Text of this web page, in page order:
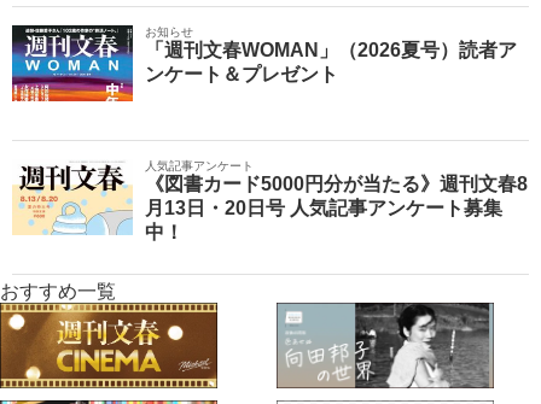
お知らせ
「週刊文春WOMAN」（2026夏号）読者ア
ンケート＆プレゼント
人気記事アンケート
《図書カード5000円分が当たる》週刊文春8
月13日・20日号 人気記事アンケート募集
中！
おすすめ一覧